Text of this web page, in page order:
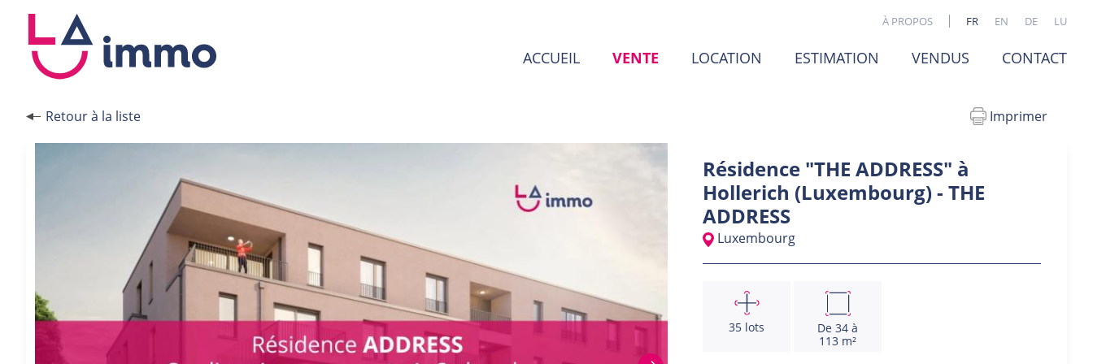
ACCUEIL VENTE LOCATION ESTIMATION VENDUS CONTACT
À PROPOS FR EN DE LU
Retour à la liste Imprimer
Résidence "THE ADDRESS" à
Hollerich (Luxembourg) - THE
ADDRESS
Luxembourg
35 lots
De 34 à
113 m²